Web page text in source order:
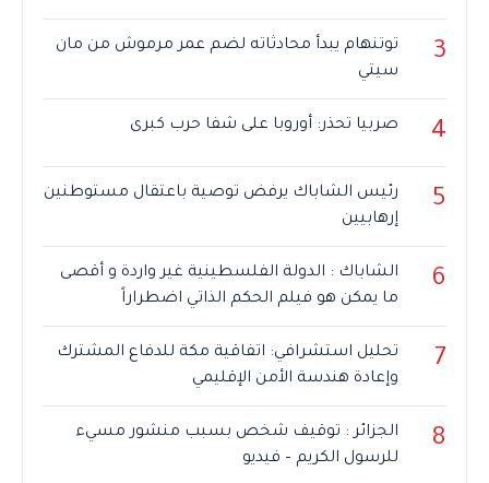
3
توتنهام يبدأ محادثاته لضم عمر مرموش من مان
سيتي
4 صربيا تحذر: أوروبا على شفا حرب كبرى
5
رئيس الشاباك يرفض توصية باعتقال مستوطنين
إرهابيين
6
الشاباك : الدولة الفلسطينية غير واردة و أقصى
ما يمكن هو فيلم الحكم الذاتي اضطراراً
7
تحليل استشرافي: اتفاقية مكة للدفاع المشترك
وإعادة هندسة الأمن الإقليمي
8
الجزائر : توقيف شخص بسبب منشور مسيء
للرسول الكريم – فيديو